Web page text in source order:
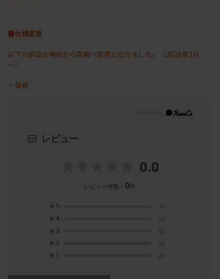
■仕様変更
以下の部品が無垢から突板へ変更となりました。（2026年3月
～）
・背板
レビュー
0.0
レビュー件数： 0件
★ 5 (0)
★ 4 (0)
★ 3 (0)
★ 2 (0)
★ 1 (0)